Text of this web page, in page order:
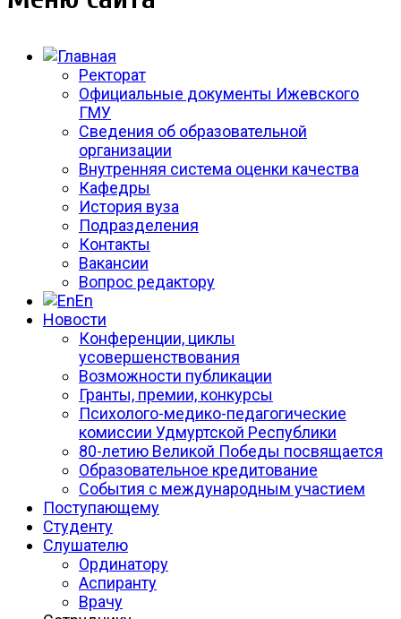
Ректорат
Официальные документы Ижевского
ГМУ
Сведения об образовательной
организации
Внутренняя система оценки качества
Кафедры
История вуза
Подразделения
Контакты
Вакансии
Вопрос редактору
En
Новости
Конференции, циклы
усовершенствования
Возможности публикации
Гранты, премии, конкурсы
Психолого-медико-педагогические
комиссии Удмуртской Республики
80-летию Великой Победы посвящается
Образовательное кредитование
События с международным участием
Поступающему
Студенту
Слушателю
Ординатору
Аспиранту
Врачу